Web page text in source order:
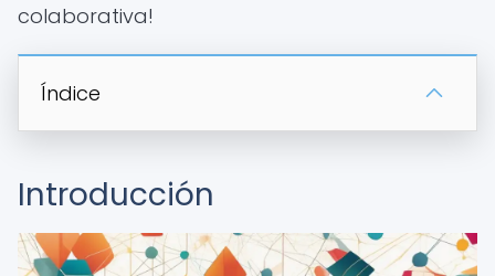
colaborativa!
Índice
Introducción